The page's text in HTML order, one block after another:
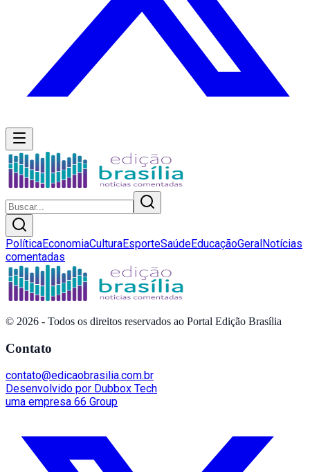
PolíticaEconomiaCulturaEsporteSaúdeEducaçãoGeralNotícias
comentadas
© 2026 - Todos os direitos reservados ao Portal Edição Brasília
Contato
contato@edicaobrasilia.com.br
Desenvolvido por Dubbox Tech
uma empresa 66 Group